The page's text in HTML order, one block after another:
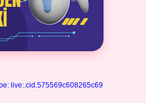
live:.cid.575569c608265c69